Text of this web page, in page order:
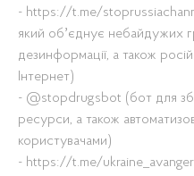
- https://t.me/
який обʼєднує небайдужих
дезинформації, а також
Інтернет)
- @stopdrugsbot (бот для
ресурси, а також
користувачами)
- https://t.me/